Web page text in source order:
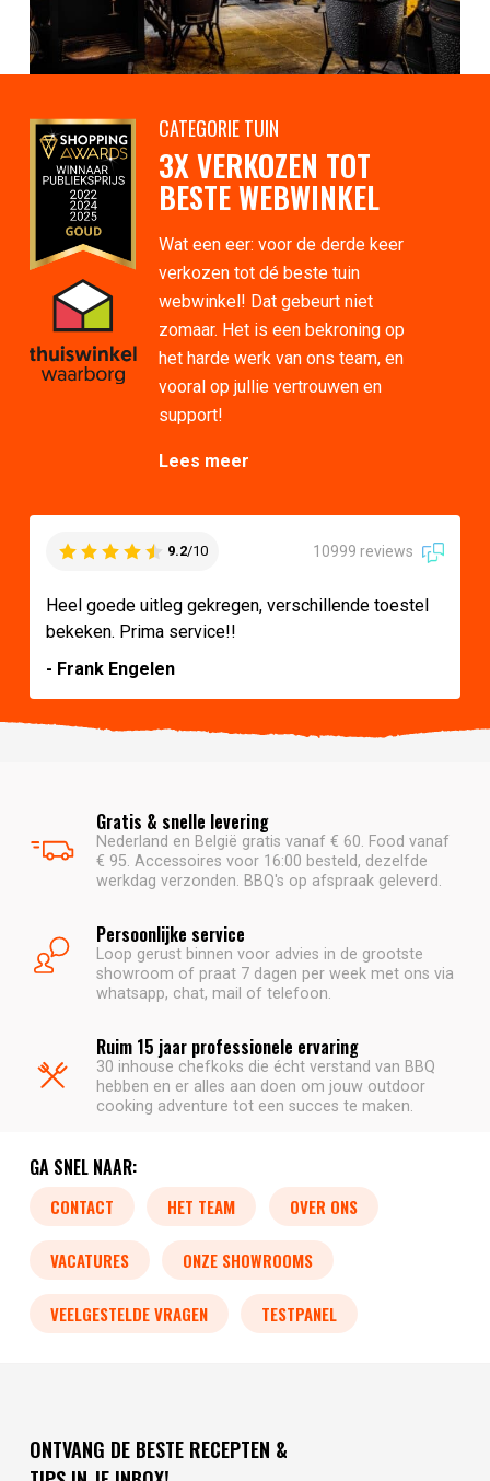
CATEGORIE TUIN
3X VERKOZEN TOT
BESTE WEBWINKEL
Wat een eer: voor de derde keer
verkozen tot dé beste tuin
webwinkel! Dat gebeurt niet
zomaar. Het is een bekroning op
het harde werk van ons team, en
vooral op jullie vertrouwen en
support!
Lees meer
9.2/10 10999 reviews
Heel goede uitleg gekregen, verschillende toestel
bekeken. Prima service!!
- Frank Engelen
Gratis & snelle levering
Nederland en België gratis vanaf € 60. Food vanaf
€ 95. Accessoires voor 16:00 besteld, dezelfde
werkdag verzonden. BBQ's op afspraak geleverd.
Persoonlijke service
Loop gerust binnen voor advies in de grootste
showroom of praat 7 dagen per week met ons via
whatsapp, chat, mail of telefoon.
Ruim 15 jaar professionele ervaring
30 inhouse chefkoks die écht verstand van BBQ
hebben en er alles aan doen om jouw outdoor
cooking adventure tot een succes te maken.
GA SNEL NAAR:
CONTACT HET TEAM OVER ONS
VACATURES ONZE SHOWROOMS
VEELGESTELDE VRAGEN TESTPANEL
ONTVANG DE BESTE RECEPTEN &